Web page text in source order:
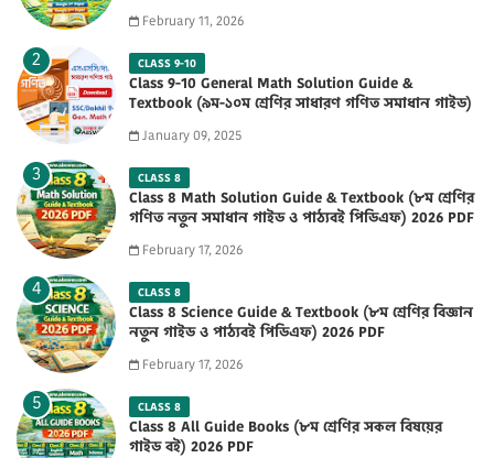
February 11, 2026
CLASS 9-10
Class 9-10 General Math Solution Guide &
Textbook (৯ম-১০ম শ্রেণির সাধারণ গণিত সমাধান গাইড)
January 09, 2025
CLASS 8
Class 8 Math Solution Guide & Textbook (৮ম শ্রেণির
গণিত নতুন সমাধান গাইড ও পাঠ্যবই পিডিএফ) 2026 PDF
February 17, 2026
CLASS 8
Class 8 Science Guide & Textbook (৮ম শ্রেণির বিজ্ঞান
নতুন গাইড ও পাঠ্যবই পিডিএফ) 2026 PDF
February 17, 2026
CLASS 8
Class 8 All Guide Books (৮ম শ্রেণির সকল বিষয়ের
গাইড বই) 2026 PDF